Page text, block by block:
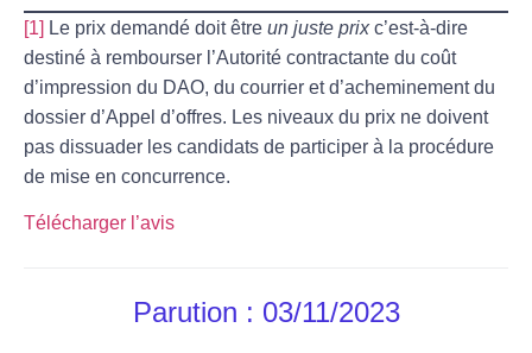
[1] Le prix demandé doit être un juste prixc’est-à-dire
destiné à rembourser l’Autorité contractante du coût
d’impression du DAO, du courrier et d’acheminement du
dossier d’Appel d’offres. Les niveaux du prix ne doivent
pas dissuader les candidats de participer à la procédure
de mise en concurrence.
Télécharger l’avis
Parution : 03/11/2023